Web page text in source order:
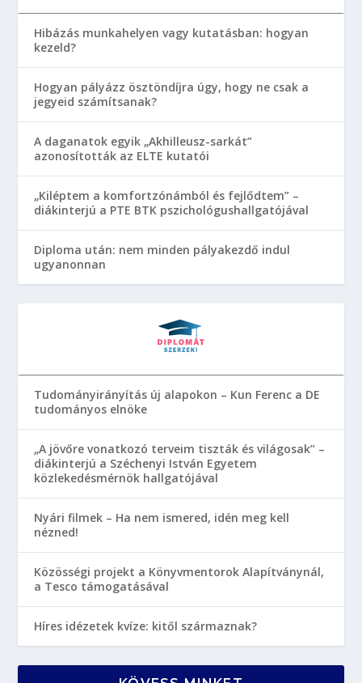
Hibázás munkahelyen vagy kutatásban: hogyan
kezeld?
Hogyan pályázz ösztöndíjra úgy, hogy ne csak a
jegyeid számítsanak?
A daganatok egyik „Akhilleusz-sarkát”
azonosították az ELTE kutatói
„Kiléptem a komfortzónámból és fejlődtem” –
diákinterjú a PTE BTK pszichológushallgatójával
Diploma után: nem minden pályakezdő indul
ugyanonnan
Tudományirányítás új alapokon – Kun Ferenc a DE
tudományos elnöke
„A jövőre vonatkozó terveim tiszták és világosak” –
diákinterjú a Széchenyi István Egyetem
közlekedésmérnök hallgatójával
Nyári filmek – Ha nem ismered, idén meg kell
nézned!
Közösségi projekt a Könyvmentorok Alapítványnál,
a Tesco támogatásával
Híres idézetek kvíze: kitől származnak?